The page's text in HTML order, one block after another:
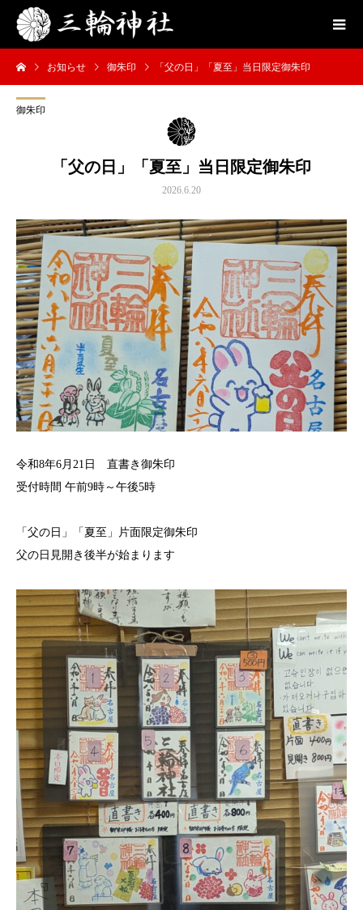
お知らせ 御朱印 「父の日」「夏至」当日限定御朱印
御朱印
「父の日」「夏至」当日限定御朱印
2026.6.20
令和8年6月21日 直書き御朱印
受付時間 午前9時～午後5時
「父の日」「夏至」片面限定御朱印
父の日見開き後半が始まります